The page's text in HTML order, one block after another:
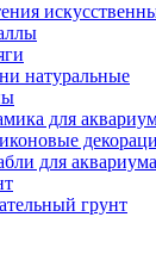
натуральные
для
для аквариума
грунт